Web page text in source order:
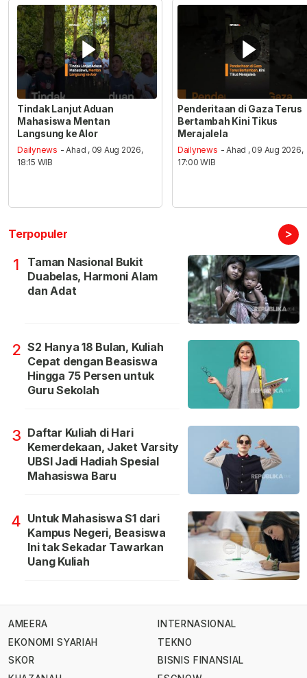
Tindak Lanjut Aduan
Mahasiswa Mentan
Langsung ke Alor
Dailynews - Ahad , 09 Aug 2026,
18:15 WIB
Penderitaan di Gaza Terus
Bertambah Kini Tikus
Merajalela
Dailynews - Ahad , 09 Aug 2026,
17:00 WIB
Terpopuler >
1
Taman Nasional Bukit
Duabelas, Harmoni Alam
dan Adat
2 S2 Hanya 18 Bulan, Kuliah
Cepat dengan Beasiswa
Hingga 75 Persen untuk
Guru Sekolah
3 Daftar Kuliah di Hari
Kemerdekaan, Jaket Varsity
UBSI Jadi Hadiah Spesial
Mahasiswa Baru
4 Untuk Mahasiswa S1 dari
Kampus Negeri, Beasiswa
Ini tak Sekadar Tawarkan
Uang Kuliah
AMEERA
EKONOMI SYARIAH
SKOR
INTERNASIONAL
TEKNO
BISNIS FINANSIAL